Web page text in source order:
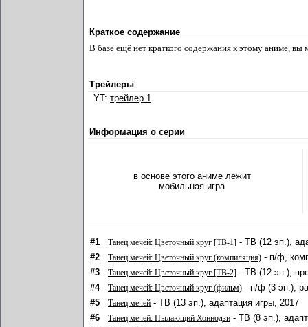
Краткое содержание
В базе ещё нет краткого содержания к этому аниме, вы
Трейлеры
YT: трейлер 1
Информация о серии
в основе этого аниме лежит
мобильная игра
#1 Танец мечей: Цветочный круг [ТВ-1] - ТВ (12 эп.),
#2
Танец мечей: Цветочный круг (компиляция) - п/ф,
#3
Танец мечей: Цветочный круг [ТВ-2] - ТВ (12 эп.),
#4
Танец мечей: Цветочный круг (фильм) - п/ф (3 эп.),
#5
Танец мечей - ТВ (13 эп.), адаптация игры, 2017
#6
Танец мечей: Пылающий Хоннодзи - ТВ (8 эп.),